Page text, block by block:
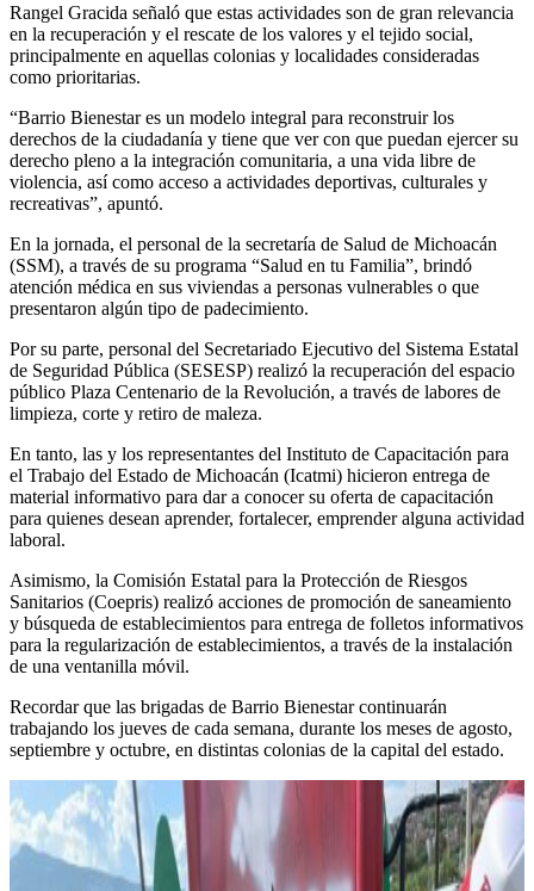
Rangel Gracida señaló que estas actividades son de gran relevancia
en la recuperación y el rescate de los valores y el tejido social,
principalmente en aquellas colonias y localidades consideradas
como prioritarias.
“Barrio Bienestar es un modelo integral para reconstruir los
derechos de la ciudadanía y tiene que ver con que puedan ejercer su
derecho pleno a la integración comunitaria, a una vida libre de
violencia, así como acceso a actividades deportivas, culturales y
recreativas”, apuntó.
En la jornada, el personal de la secretaría de Salud de Michoacán
(SSM), a través de su programa “Salud en tu Familia”, brindó
atención médica en sus viviendas a personas vulnerables o que
presentaron algún tipo de padecimiento.
Por su parte, personal del Secretariado Ejecutivo del Sistema Estatal
de Seguridad Pública (SESESP) realizó la recuperación del espacio
público Plaza Centenario de la Revolución, a través de labores de
limpieza, corte y retiro de maleza.
En tanto, las y los representantes del Instituto de Capacitación para
el Trabajo del Estado de Michoacán (Icatmi) hicieron entrega de
material informativo para dar a conocer su oferta de capacitación
para quienes desean aprender, fortalecer, emprender alguna actividad
laboral.
Asimismo, la Comisión Estatal para la Protección de Riesgos
Sanitarios (Coepris) realizó acciones de promoción de saneamiento
y búsqueda de establecimientos para entrega de folletos informativos
para la regularización de establecimientos, a través de la instalación
de una ventanilla móvil.
Recordar que las brigadas de Barrio Bienestar continuarán
trabajando los jueves de cada semana, durante los meses de agosto,
septiembre y octubre, en distintas colonias de la capital del estado.